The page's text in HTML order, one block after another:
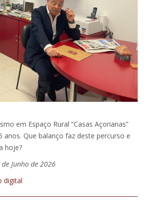
em Espaço Rural “Casas Açorianas”
anos. Que balanço faz deste percurso e
hoje?
Junho de 2026
digital